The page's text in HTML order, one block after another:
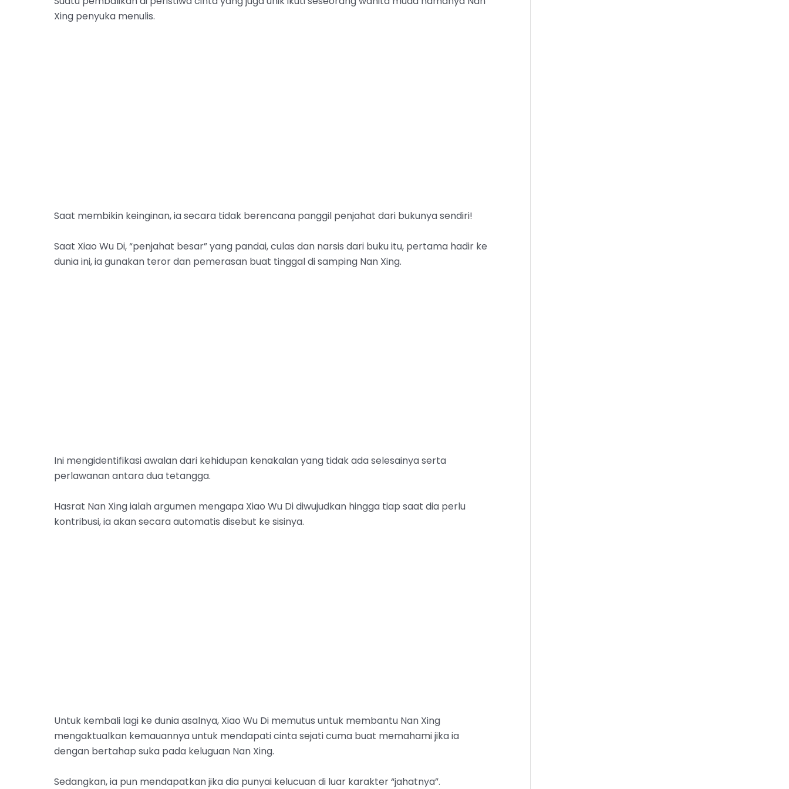
Xing penyuka menulis.
Saat membikin keinginan, ia secara tidak berencana panggil penjahat dari bukunya sendiri!
Saat Xiao Wu Di, “penjahat besar” yang pandai, culas dan narsis dari buku itu, pertama hadir ke
dunia ini, ia gunakan teror dan pemerasan buat tinggal di samping Nan Xing.
Ini mengidentifikasi awalan dari kehidupan kenakalan yang tidak ada selesainya serta
perlawanan antara dua tetangga.
Hasrat Nan Xing ialah argumen mengapa Xiao Wu Di diwujudkan hingga tiap saat dia perlu
kontribusi, ia akan secara automatis disebut ke sisinya.
Untuk kembali lagi ke dunia asalnya, Xiao Wu Di memutus untuk membantu Nan Xing
mengaktualkan kemauannya untuk mendapati cinta sejati cuma buat memahami jika ia
dengan bertahap suka pada keluguan Nan Xing.
Sedangkan, ia pun mendapatkan jika dia punyai kelucuan di luar karakter “jahatnya”.